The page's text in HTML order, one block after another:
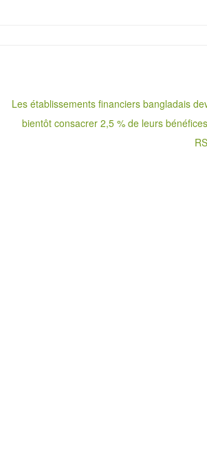
Les établissements financiers bangladais
bientôt consacrer 2,5 % de leurs